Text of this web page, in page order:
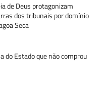
de Deus protagonizam
dos tribunais por domínio
Seca
do Estado que não comprou